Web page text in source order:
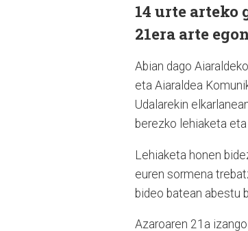
14 urte arteko
21era arte
Abian dago
eta Aiaraldea
Udalarekin
berezko lehiaketa
Lehiaketa honen
euren sormena
bideo batean abestu
Azaroaren 21a